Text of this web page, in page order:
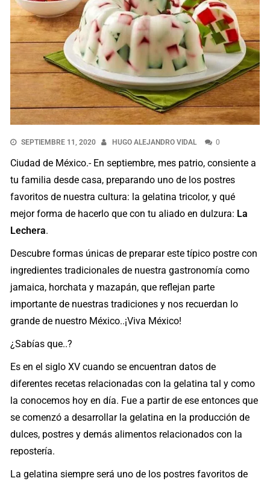
SEPTIEMBRE 11, 2020 HUGO ALEJANDRO VIDAL 0
Ciudad de México.- En septiembre, mes patrio, consiente a
tu familia desde casa, preparando uno de los postres
favoritos de nuestra cultura: la gelatina tricolor, y qué
mejor forma de hacerlo que con tu aliado en dulzura: La
Lechera.
Descubre formas únicas de preparar este típico postre con
ingredientes tradicionales de nuestra gastronomía como
jamaica, horchata y mazapán, que reflejan parte
importante de nuestras tradiciones y nos recuerdan lo
grande de nuestro México..¡Viva México!
¿Sabías que..?
Es en el siglo XV cuando se encuentran datos de
diferentes recetas relacionadas con la gelatina tal y como
la conocemos hoy en día. Fue a partir de ese entonces que
se comenzó a desarrollar la gelatina en la producción de
dulces, postres y demás alimentos relacionados con la
repostería.
La gelatina siempre será uno de los postres favoritos de